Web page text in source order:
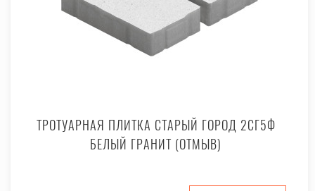
ТРОТУАРНАЯ ПЛИТКА СТАРЫЙ ГОРОД 2СГ5Ф
БЕЛЫЙ ГРАНИТ (ОТМЫВ)